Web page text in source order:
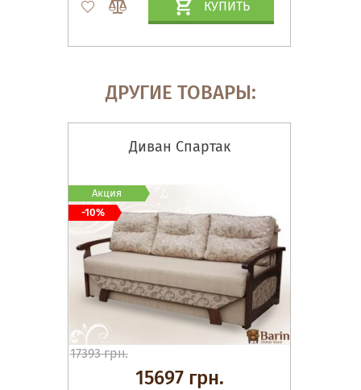
КУПИТЬ
ДРУГИЕ ТОВАРЫ:
Диван Спартак
17393 грн.
15697 грн.
Акция
-10%